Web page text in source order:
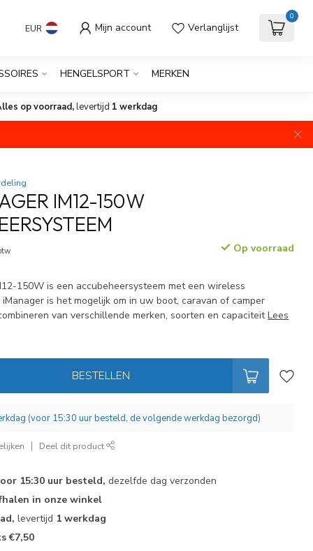
EUR Mijn account Verlanglijst
0
HENGELSPORT MERKEN
op voorraad,levertijd 1 werkdag
IM12-150W
Op voorraad
150W is een accubeheersysteem met een wireless
is het mogelijk om in uw boot, caravan of camper
van verschillende merken, soorten en capaciteitLees
BESTELLEN
(voor 15:30 uur besteld, de volgende werkdag bezorgd)
Deel dit product
15:30 uur besteld, dezelfde dag verzonden
in onze winkel
levertijd 1 werkdag
€7,50